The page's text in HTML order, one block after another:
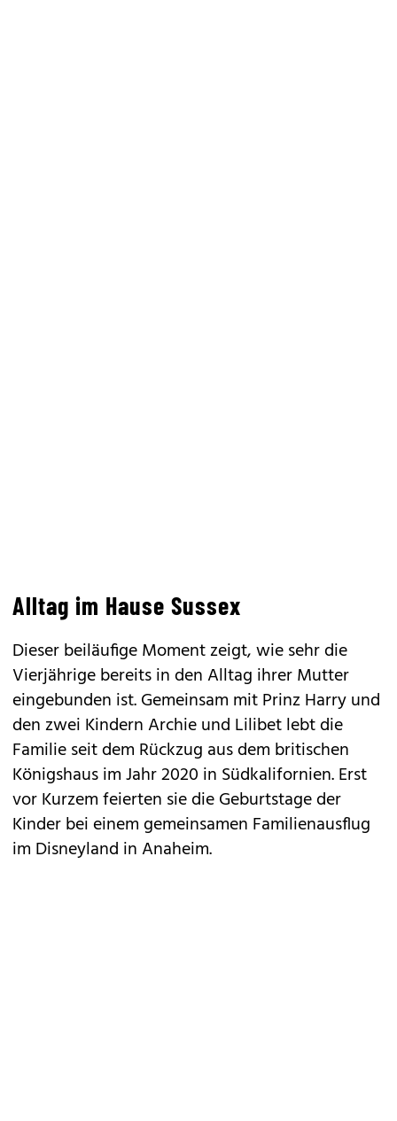
Alltag im Hause Sussex
Dieser beiläufige Moment zeigt, wie sehr die
Vierjährige bereits in den Alltag ihrer Mutter
eingebunden ist. Gemeinsam mit Prinz Harry und
den zwei Kindern Archie und Lilibet lebt die
Familie seit dem Rückzug aus dem britischen
Königshaus im Jahr 2020 in Südkalifornien. Erst
vor Kurzem feierten sie die Geburtstage der
Kinder bei einem gemeinsamen Familienausflug
im Disneyland in Anaheim.